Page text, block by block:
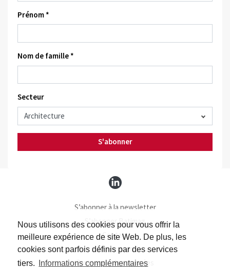
Nous utilisons des cookies pour vous offrir la
meilleure expérience de site Web. De plus, les
cookies sont parfois définis par des services
tiers.
Informations complémentaires
Prénom *
Nom de famille *
Secteur
S'abonner
S’abonner à la newsletter
S’abonner Batimag
Contact
Impressum
Protection des données